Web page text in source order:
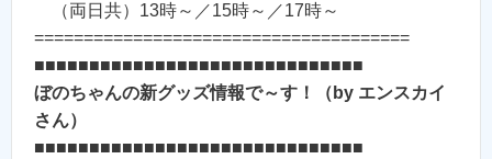
（両日共）13時～／15時～／17時～
======================================
■■■■■■■■■■■■■■■■■■■■■■■■■■■■■■
ぼのちゃんの新グッズ情報で～す！（by エンスカイ
さん）
■■■■■■■■■■■■■■■■■■■■■■■■■■■■■■